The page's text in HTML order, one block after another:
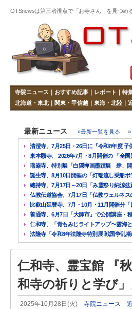
OTSnewsは第三者視点で「お寺さん」を見つめ
寺院ニュース ｜ おすすめ記事 ｜ レポート ｜ 特
北海道・東北｜ 関東・甲信越 ｜ 東海・北陸 ｜
最新ニュース »最新一覧を見る »
清澄寺、7月25日・26日に『令和8年度 子
東本願寺、 2026年7月・8月開催の 「全国
瑞巌寺、特別展「白隠禅画墨蹟展 肆」
誕生寺、8月10日開催の「灯篭流し乗船ボ
總持寺、7月17日～20日「み霊祭り納涼盆
仏教伝道協会、7月17日「仏教ウェルネス
比叡山延暦寺、7月・10月・11月開催分
善通寺、6月7日「大師市」で公開講座・
仁和寺、「青もみじライトアップ〜雲海
法隆寺「令和8年法隆寺特別展 戦国争乱
仁和寺、霊宝館 『
和寺の祈りと学び
2025年10月28日(火) 寺院ニュース